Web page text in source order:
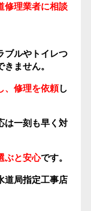
修理業者に相談
ブルやトイレつ
ません。
、修理を依頼し
は一刻も早く対
ぶと安心です。
道局指定工事店